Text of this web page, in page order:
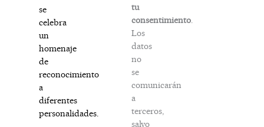
se
celebra
un
homenaje
de
reconocimiento
a
diferentes
personalidades.
tu
consentimiento
Los
datos
no
se
comunicarán
a
terceros,
salvo